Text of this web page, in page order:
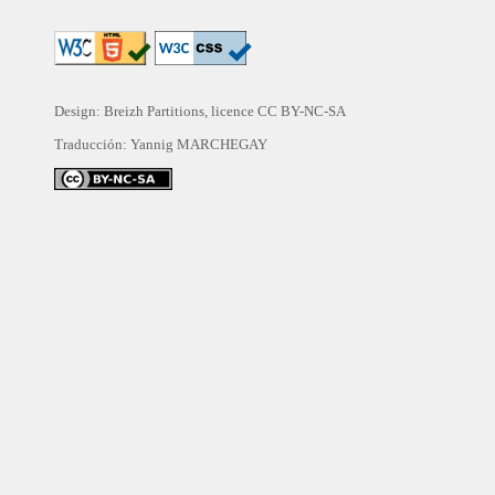
Design: Breizh Partitions, licence CC BY-NC-SA
Traducción: Yannig MARCHEGAY